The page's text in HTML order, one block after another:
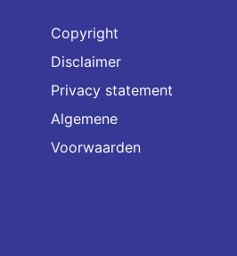
Copyright
Disclaimer
Privacy statement
Algemene
Voorwaarden